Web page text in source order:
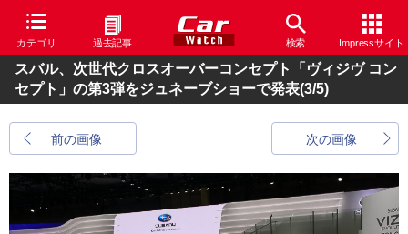
カテゴリ 過去記事 検索 Impressサイト
スバル、次世代クロスオーバーコンセプト「ヴィジヴ コン
セプト」の第3弾をジュネーブショーで発表(3/5)
前の画像 次の画像